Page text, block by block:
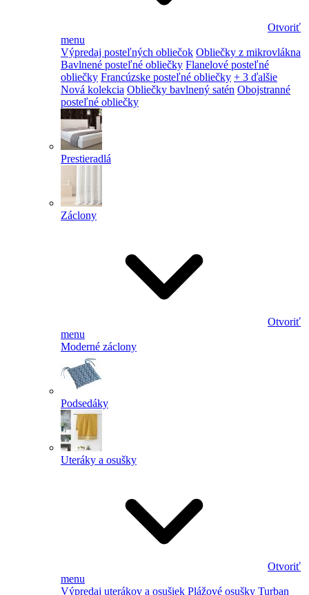
Otvoriť
menu
Výpredaj posteľných obliečok Obliečky z mikrovlákna
Bavlnené posteľné obliečky Flanelové posteľné
obliečky Francúzske posteľné obliečky + 3 ďalšie
Nová kolekcia Obliečky bavlnený satén Obojstranné
posteľné obliečky
Prestieradlá
Záclony
Otvoriť
menu
Moderné záclony
Podsedáky
Uteráky a osušky
Otvoriť
menu
Výpredaj uterákov a osušiek Plážové osušky Turban